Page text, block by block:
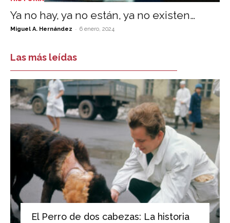
Ya no hay, ya no están, ya no existen…
Miguel A. Hernández - 6 enero, 2024
Las más leídas
El Perro de dos cabezas: La historia